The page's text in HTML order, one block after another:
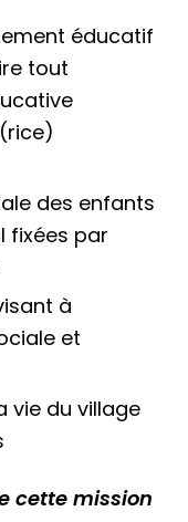
éducatif
tout
des enfants
fixées par
à
et
vie du village
cette mission